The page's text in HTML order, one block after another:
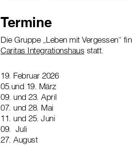
Termine
Die Gruppe „Leben mit Vergessen“
Caritas Integrationshaus statt.
19. Februar 2026
05.und 19. März
09. und 23. April
07. und 28. Mai
11. und 25. Juni
09. Juli
27. August